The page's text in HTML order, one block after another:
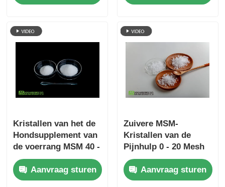
Kristallen van het de
Hondsupplement van
de voerrang MSM 40 -
60 Mesh Non GMO
Geurloos CAS 67-71-0
Aanvraag sturen
Zuivere MSM-
Kristallen van de
Pijnhulp 0 - 20 Mesh
Glucosamine
Chondroitin MSM
voor Tendonitis
Aanvraag sturen